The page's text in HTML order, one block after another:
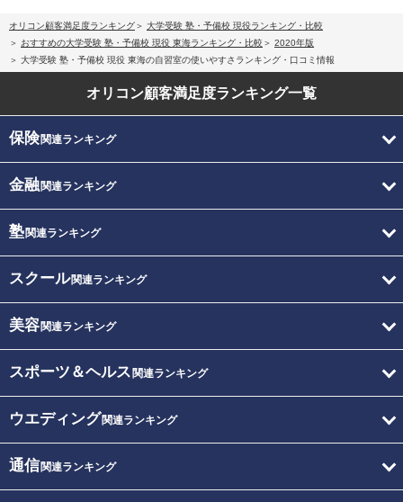
オリコン顧客満足度ランキング
大学受験 塾・予備校 現役ランキング・比較
おすすめの大学受験 塾・予備校 現役 東海ランキング・比較
2020年版
大学受験 塾・予備校 現役 東海の自習室の使いやすさランキング・口コミ情報
オリコン顧客満足度ランキング一覧
保険関連ランキング
金融関連ランキング
塾関連ランキング
スクール関連ランキング
美容関連ランキング
スポーツ＆ヘルス 関連ランキング
ウエディング関連ランキング
通信関連ランキング